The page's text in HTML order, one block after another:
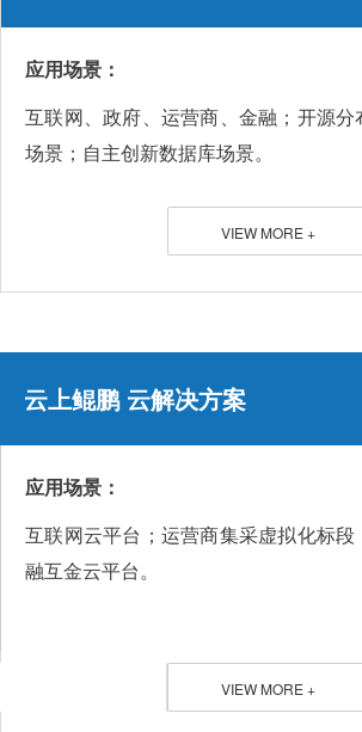
应用场景：
互联网、政府、运营商、金融；开源
场景；自主创新数据库场景。
VIEW MORE +
云上鲲鹏 云解决方案
应用场景：
互联网云平台；运营商集采虚拟化标
融互金云平台。
VIEW MORE +